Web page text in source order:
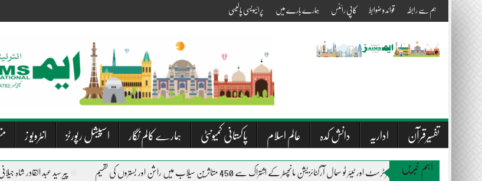
content
ہم سے رابطہ قوائد و ضوابط کاپی رائٹس ہمارے بارے میں پرائیویسی پالیسی
تفسیرقرآن اداریہ دانش کدہ عالم اسلام پاکستانی کمیونٹی ہمارے کالم نگار اسپیشل رپورٹز انٹرویو ز
اہم خبریں
المصطفیٰ ویلفیئر ٹرسٹ اور ٹیئر ٹو سمال آرگنائزیشن مانچسٹر کے اشتراک سے 450 متاثرین سیلاب میں راشن اور بستروں کی تقسیم پیر سید عبد القادر شاہ جیلانی کا سانحہ